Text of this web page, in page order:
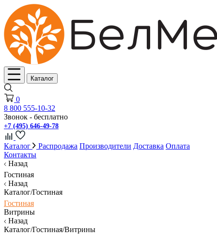
Каталог
0
8 800 555-10-32
Звонок - бесплатно
+7 (495) 646-49-78
Каталог Распродажа Производители Доставка Оплата
Контакты
Назад
Гостиная
Назад
Каталог/Гостиная
Гостиная
Витрины
Назад
Каталог/Гостиная/Витрины